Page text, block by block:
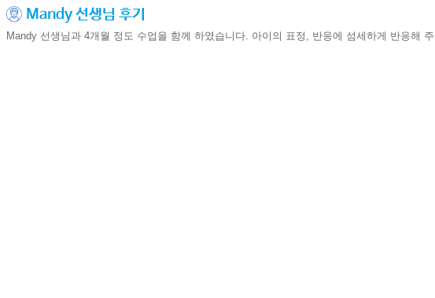
Mandy 선생님 후기
Mandy 선생님과 4개월 정도 수업을 함께 하였습니다. 아이의 표정, 반응에 섬세하게 반응